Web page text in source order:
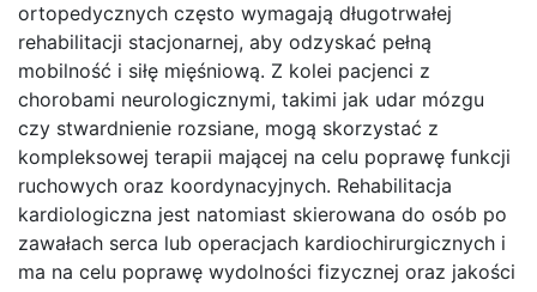
ortopedycznych często wymagają długotrwałej
rehabilitacji stacjonarnej, aby odzyskać pełną
mobilność i siłę mięśniową. Z kolei pacjenci z
chorobami neurologicznymi, takimi jak udar mózgu
czy stwardnienie rozsiane, mogą skorzystać z
kompleksowej terapii mającej na celu poprawę funkcji
ruchowych oraz koordynacyjnych. Rehabilitacja
kardiologiczna jest natomiast skierowana do osób po
zawałach serca lub operacjach kardiochirurgicznych i
ma na celu poprawę wydolności fizycznej oraz jakości